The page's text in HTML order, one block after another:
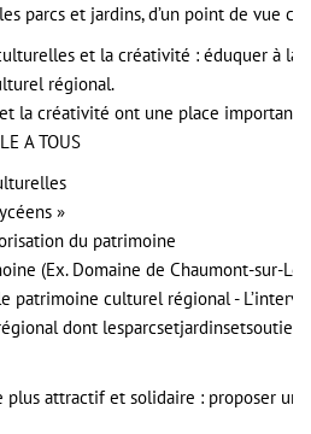
parcs et jardins, d’un point de vue
et la créativité : éduquer à
régional.
la créativité ont une place
A TOUS
»
du patrimoine
(Ex. Domaine de Chaumont-sur-
patrimoine culturel régional -
dont lesparcsetjardinsetsoutient
attractif et solidaire : proposer